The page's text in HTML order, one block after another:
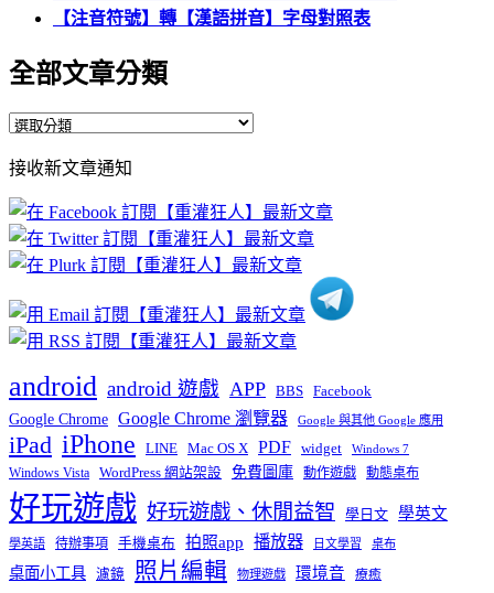
【注音符號】轉【漢語拼音】字母對照表
全部文章分類
全
文
章
分
類
接收新文章通知
android android 遊戲 APP BBS Facebook
Google Chrome Google Chrome 瀏覽器 Google 與其他 Google 應用
iPad iPhone LINE Mac OS X PDF widget Windows 7
Windows Vista WordPress 網站架設 免費圖庫 動作遊戲 動態桌布
好玩遊戲 好玩遊戲、休閒益智 學日文 學英文
學英語 待辦事項 手機桌布 拍照app 播放器 日文學習 桌布
桌面小工具 濾鏡 照片編輯 物理遊戲 環境音 療癒